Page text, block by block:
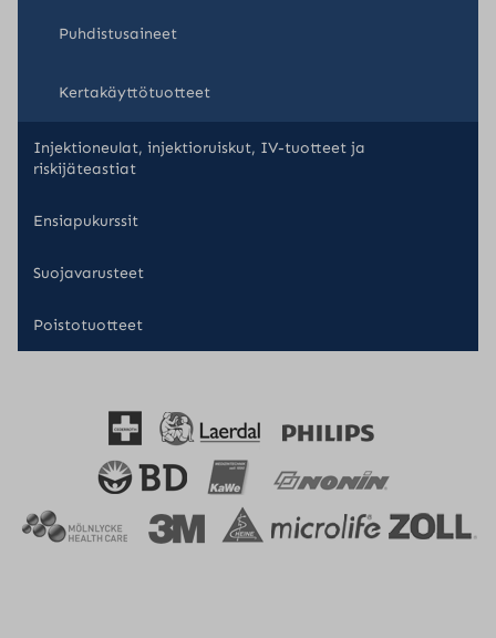
Puhdistusaineet
Kertakäyttötuotteet
Injektioneulat, injektioruiskut, IV-tuotteet ja
riskijäteastiat
Ensiapukurssit
Suojavarusteet
Poistotuotteet